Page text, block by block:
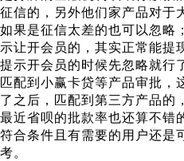
征信的，另外他们家产品对于
如果是征信太差的也可以忽略
示让开会员的，其实正常能提
提示开会员的时候先忽略就行
匹配到小赢卡贷等产品审批，
了之后，匹配到第三方产品的
最近省呗的批款率也还算不错
符合条件且有需要的用户还是
考。